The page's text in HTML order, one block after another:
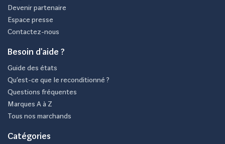
Devenir partenaire
Espace presse
Contactez-nous
Besoin d'aide ?
Guide des états
Qu’est-ce que le reconditionné ?
Questions fréquentes
Marques A à Z
Tous nos marchands
Catégories